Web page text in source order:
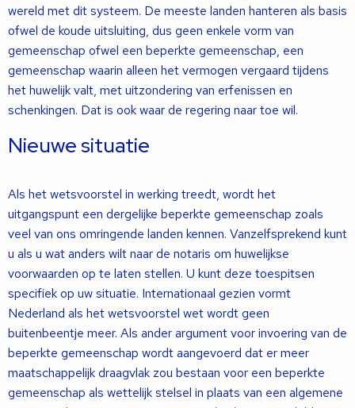
wereld met dit systeem. De meeste landen hanteren als basis
ofwel de koude uitsluiting, dus geen enkele vorm van
gemeenschap ofwel een beperkte gemeenschap, een
gemeenschap waarin alleen het vermogen vergaard tijdens
het huwelijk valt, met uitzondering van erfenissen en
schenkingen. Dat is ook waar de regering naar toe wil.
Nieuwe situatie
Als het wetsvoorstel in werking treedt, wordt het
uitgangspunt een dergelijke beperkte gemeenschap zoals
veel van ons omringende landen kennen. Vanzelfsprekend kunt
u als u wat anders wilt naar de notaris om huwelijkse
voorwaarden op te laten stellen. U kunt deze toespitsen
specifiek op uw situatie. Internationaal gezien vormt
Nederland als het wetsvoorstel wet wordt geen
buitenbeentje meer. Als ander argument voor invoering van de
beperkte gemeenschap wordt aangevoerd dat er meer
maatschappelijk draagvlak zou bestaan voor een beperkte
gemeenschap als wettelijk stelsel in plaats van een algemene